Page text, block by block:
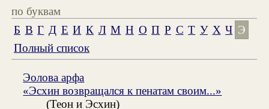
по буквам
Б В Г Д Е И К Л М Н О П Р С Т У Х Ч Э
Полный список
Эолова арфа
«Эсхин возвращался к пенатам своим...»
(Теон и Эсхин)